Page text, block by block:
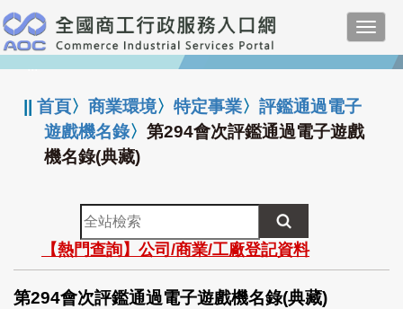
跳
到
主
要
:::
||首頁〉商業環境〉特定事業〉評鑑通過電子
遊戲機名錄〉第294會次評鑑通過電子遊戲
機名錄(典藏)
全
站
檢
索
【熱門查詢】公司/商業/工廠登記資料
第294會次評鑑通過電子遊戲機名錄(典藏)